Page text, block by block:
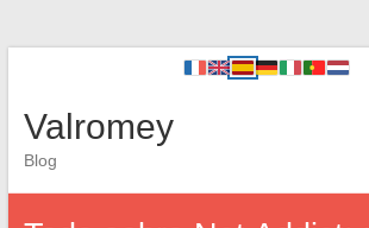
Valromey
Blog